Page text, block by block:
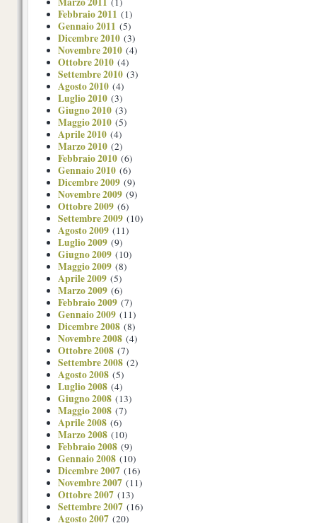
Febbraio 2011 (1)
Gennaio 2011 (5)
Dicembre 2010 (3)
Novembre 2010 (4)
Ottobre 2010 (4)
Settembre 2010 (3)
Agosto 2010 (4)
Luglio 2010 (3)
Giugno 2010 (3)
Maggio 2010 (5)
Aprile 2010 (4)
Marzo 2010 (2)
Febbraio 2010 (6)
Gennaio 2010 (6)
Dicembre 2009 (9)
Novembre 2009 (9)
Ottobre 2009 (6)
Settembre 2009 (10)
Agosto 2009 (11)
Luglio 2009 (9)
Giugno 2009 (10)
Maggio 2009 (8)
Aprile 2009 (5)
Marzo 2009 (6)
Febbraio 2009 (7)
Gennaio 2009 (11)
Dicembre 2008 (8)
Novembre 2008 (4)
Ottobre 2008 (7)
Settembre 2008 (2)
Agosto 2008 (5)
Luglio 2008 (4)
Giugno 2008 (13)
Maggio 2008 (7)
Aprile 2008 (6)
Marzo 2008 (10)
Febbraio 2008 (9)
Gennaio 2008 (10)
Dicembre 2007 (16)
Novembre 2007 (11)
Ottobre 2007 (13)
Settembre 2007 (16)
Agosto 2007 (20)